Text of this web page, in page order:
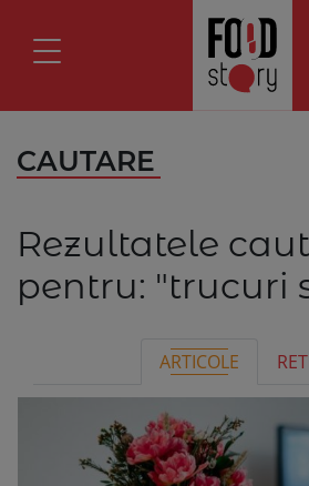
CAUTARE
Rezultatele
pentru: "trucuri
ARTICOLE